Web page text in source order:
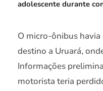
adolescente durante
O micro-ônibus
destino a Uruará,
Informações
motorista teria